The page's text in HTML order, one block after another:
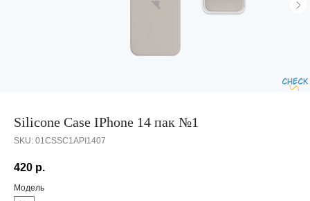
Silicone Case IPhone 14 пак №1
SKU: 01CSSC1API1407
420 р.
Модель